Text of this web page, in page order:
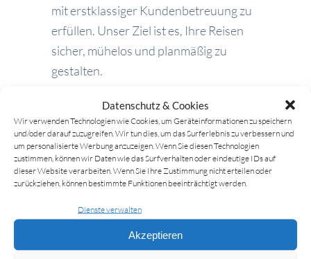
Datenschutz & Cookies
Wir verwenden Technologien wie Cookies, um Geräteinformationen zu speichern
und/oder darauf zuzugreifen. Wir tun dies, um das Surferlebnis zu verbessern und
um personalisierte Werbung anzuzeigen. Wenn Sie diesen Technologien
zustimmen, können wir Daten wie das Surfverhalten oder eindeutige IDs auf
dieser Website verarbeiten. Wenn Sie Ihre Zustimmung nicht erteilen oder
zurückziehen, können bestimmte Funktionen beeinträchtigt werden.
Dienste verwalten
Akzeptieren
mit erstklassiger Kundenbetreuung zu
erfüllen. Unser Ziel ist es, Ihre Reisen
sicher, mühelos und planmäßig zu
gestalten.